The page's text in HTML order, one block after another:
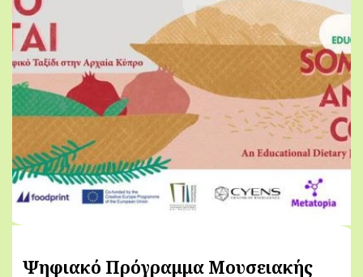
Ψηφιακό Πρόγραμμα Μουσειακής